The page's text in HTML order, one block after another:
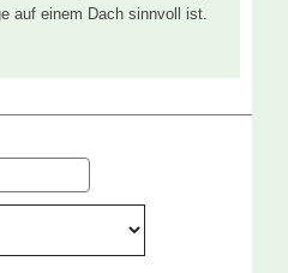
auf einem Dach sinnvoll ist.